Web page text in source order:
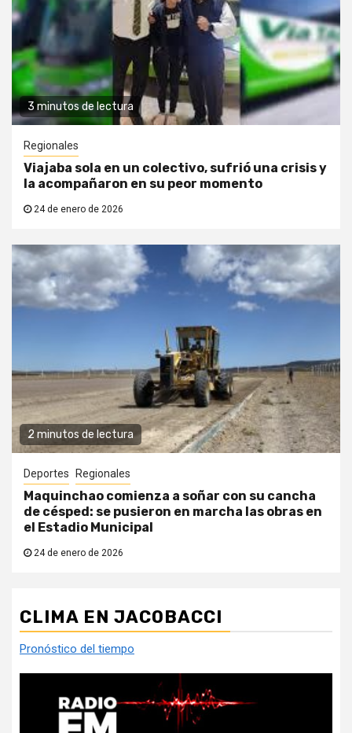
3 minutos de lectura
Regionales
Viajaba sola en un colectivo, sufrió una crisis y
la acompañaron en su peor momento
24 de enero de 2026
2 minutos de lectura
Deportes Regionales
Maquinchao comienza a soñar con su cancha
de césped: se pusieron en marcha las obras en
el Estadio Municipal
24 de enero de 2026
CLIMA EN JACOBACCI
Pronóstico del tiempo